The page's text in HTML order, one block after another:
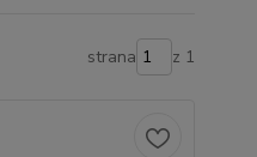
strana z 1